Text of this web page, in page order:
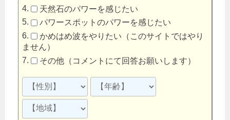
天然石のパワーを感じたい
パワースポットのパワーを感じたい
かめはめ波をやりたい（このサイトではやり
ません）
その他（コメントにて回答お願いします）